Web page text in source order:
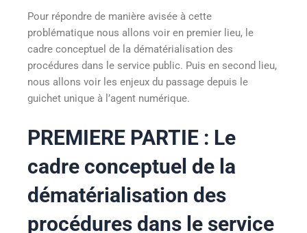
Pour répondre de manière avisée à cette
problématique nous allons voir en premier lieu, le
cadre conceptuel de la dématérialisation des
procédures dans le service public. Puis en second lieu,
nous allons voir les enjeux du passage depuis le
guichet unique à l’agent numérique.
PREMIERE PARTIE : Le
cadre conceptuel de la
dématérialisation des
procédures dans le service